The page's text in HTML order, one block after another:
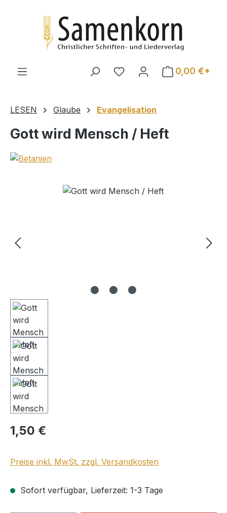
0,00 €*
LESEN Glaube Evangelisation
Gott wird Mensch / Heft
Bildergalerie überspringen
Regulärer Preis:
1,50 €
Preise inkl. MwSt. zzgl. Versandkosten
Sofort verfügbar, Lieferzeit: 1-3 Tage